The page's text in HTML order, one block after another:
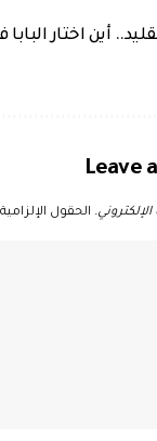
أين اختار
Leave
الحقول